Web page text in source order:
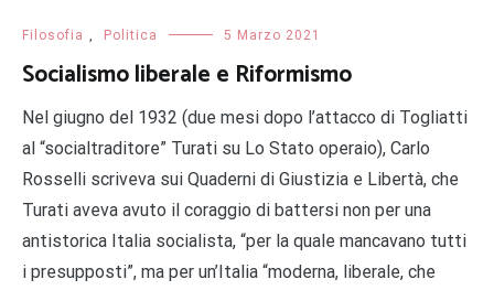
Filosofia , Politica 5 Marzo 2021
Socialismo liberale e Riformismo
Nel giugno del 1932 (due mesi dopo l’attacco di Togliatti
al “socialtraditore” Turati su Lo Stato operaio), Carlo
Rosselli scriveva sui Quaderni di Giustizia e Libertà, che
Turati aveva avuto il coraggio di battersi non per una
antistorica Italia socialista, “per la quale mancavano tutti
i presupposti”, ma per un’Italia “moderna, liberale, che